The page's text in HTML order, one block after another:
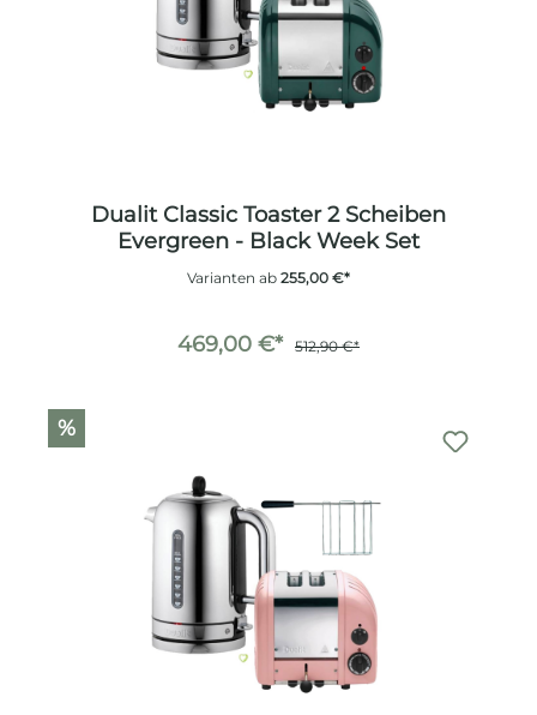
Dualit Classic Toaster 2 Scheiben
Evergreen - Black Week Set
Varianten ab 255,00 €*
469,00 €* 512,90 €*
%